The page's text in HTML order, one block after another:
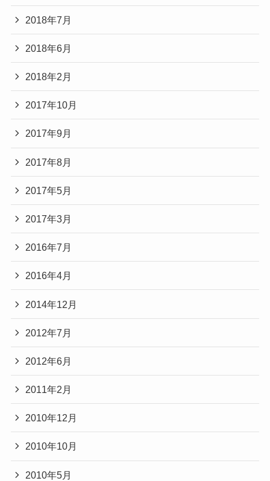
2018年7月
2018年6月
2018年2月
2017年10月
2017年9月
2017年8月
2017年5月
2017年3月
2016年7月
2016年4月
2014年12月
2012年7月
2012年6月
2011年2月
2010年12月
2010年10月
2010年5月